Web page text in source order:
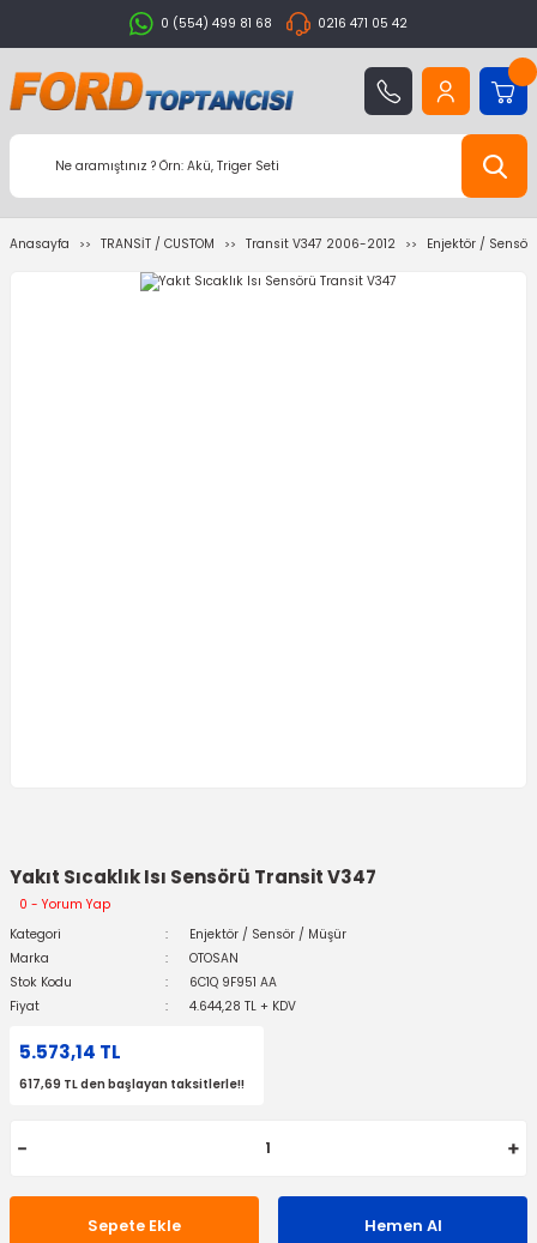
0 (554) 499 81 68 0216 471 05 42
Anasayfa TRANSİT / CUSTOM Transit V347 2006-2012 Enjektör /
Yakıt Sıcaklık Isı Sensörü Transit V347
0 - Yorum Yap
Kategori
Enjektör / Sensör / Müşür
Marka
OTOSAN
Stok Kodu
6C1Q 9F951 AA
Fiyat
4.644,28 TL + KDV
5.573,14 TL
617,69 TL den başlayan taksitlerle!!
Sepete Ekle Hemen Al